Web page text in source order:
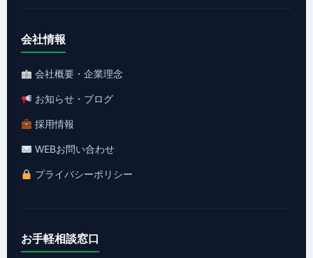
会社情報
会社概要・企業理念
お知らせ・ブログ
採用情報
WEBお問い合わせ
プライバシーポリシー
お手軽相談窓口